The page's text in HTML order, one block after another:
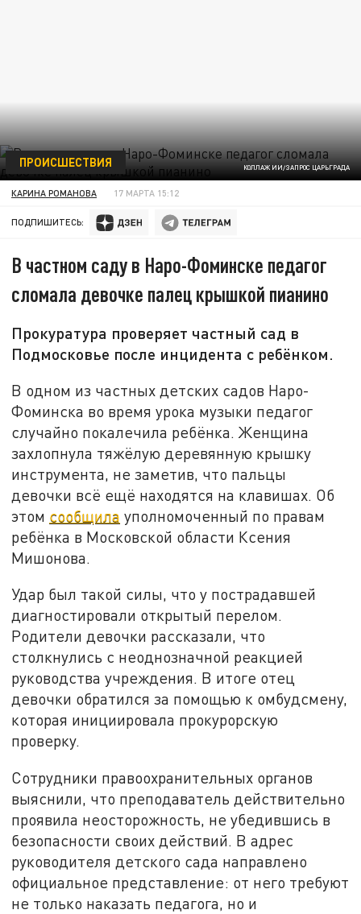
КОЛЛАЖ ИИ/ЗАПРОС ЦАРЬГРАДА
ПРОИСШЕСТВИЯ
КАРИНА РОМАНОВА 17 МАРТА 15:12
ПОДПИШИТЕСЬ:
В частном саду в Наро-Фоминске педагог
сломала девочке палец крышкой пианино
Прокуратура проверяет частный сад в
Подмосковье после инцидента с ребёнком.
В одном из частных детских садов Наро-
Фоминска во время урока музыки педагог
случайно покалечила ребёнка. Женщина
захлопнула тяжёлую деревянную крышку
инструмента, не заметив, что пальцы
девочки всё ещё находятся на клавишах. Об
этом сообщила уполномоченный по правам
ребёнка в Московской области Ксения
Мишонова.
Удар был такой силы, что у пострадавшей
диагностировали открытый перелом.
Родители девочки рассказали, что
столкнулись с неоднозначной реакцией
руководства учреждения. В итоге отец
девочки обратился за помощью к омбудсмену,
которая инициировала прокурорскую
проверку.
Сотрудники правоохранительных органов
выяснили, что преподаватель действительно
проявила неосторожность, не убедившись в
безопасности своих действий. В адрес
руководителя детского сада направлено
официальное представление: от него требуют
не только наказать педагога, но и